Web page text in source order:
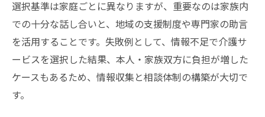
選択基準は家庭ごとに異なりますが、重要なのは家族内
での十分な話し合いと、地域の支援制度や専門家の助言
を活用することです。失敗例として、情報不足で介護サ
ービスを選択した結果、本人・家族双方に負担が増した
ケースもあるため、情報収集と相談体制の構築が大切で
す。